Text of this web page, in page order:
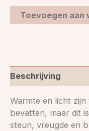
Toevoegen aan
Beschrijving
Warmte en licht zijn
bevatten, maar dit
steun, vreugde en